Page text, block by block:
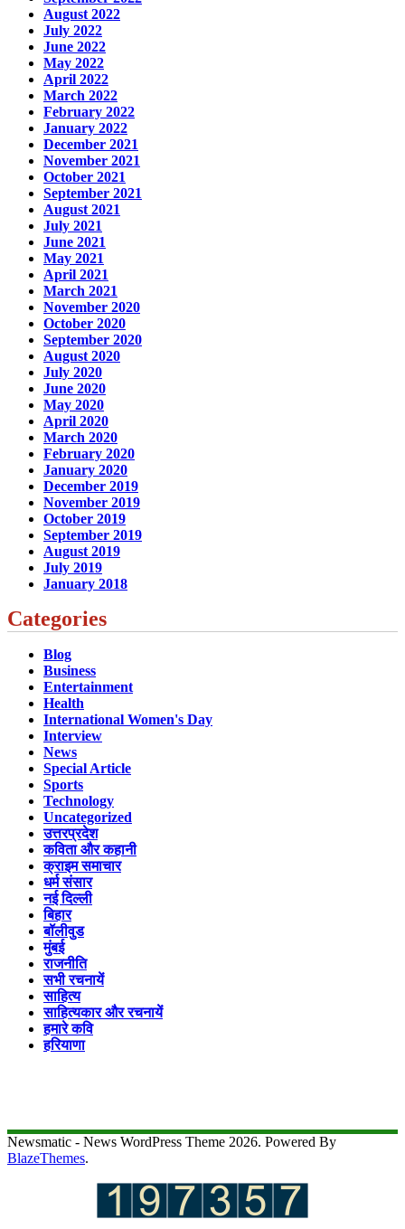
August 2022
July 2022
June 2022
May 2022
April 2022
March 2022
February 2022
January 2022
December 2021
November 2021
October 2021
September 2021
August 2021
July 2021
June 2021
May 2021
April 2021
March 2021
November 2020
October 2020
September 2020
August 2020
July 2020
June 2020
May 2020
April 2020
March 2020
February 2020
January 2020
December 2019
November 2019
October 2019
September 2019
August 2019
July 2019
January 2018
Categories
Blog
Business
Entertainment
Health
International Women's Day
Interview
News
Special Article
Sports
Technology
Uncategorized
उत्तरप्रदेश
कविता और कहानी
क्राइम समाचार
धर्म संसार
नई दिल्ली
बिहार
बॉलीवुड
मुंबई
राजनीति
सभी रचनायें
साहित्य
साहित्यकार और रचनायें
हमारे कवि
हरियाणा
Newsmatic - News WordPress Theme 2026. Powered By
BlazeThemes.